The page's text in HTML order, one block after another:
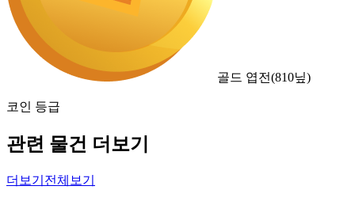
골드 엽전(810닢)
코인 등급
관련 물건 더보기
더보기 전체보기